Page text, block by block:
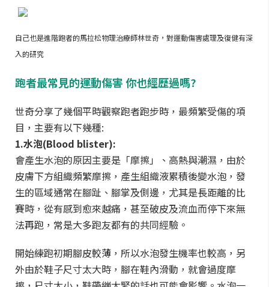
自己也是進階跑者的馬拉松物理治療師林世奇，對運動傷害處理及復健有深
入的研究
跑者最常見的運動傷害 你也經歷過嗎?
世奇分享了幾個平時觀察跑者跑步時，最頻繁受傷的項
目，主要有以下幾種:
1.水泡(Blood blister):
會產生水泡的原因主要是「摩擦」、高熱與潮濕，由於
皮膚下方組織頻繁摩擦，產生組織液累積後變水泡，發
生的區域通常在腳趾、腳掌及側邊，尤其是長距離的比
賽時，從有感到愈來越痛，甚至破皮及流血而停下來無
法再跑，常是大多跑友都有的共同經驗。
開始練跑初期腳皮較薄，所以水泡發生機率也較高，另
外由於鞋子尺寸太大時，腳在鞋內滑動，就會過度摩